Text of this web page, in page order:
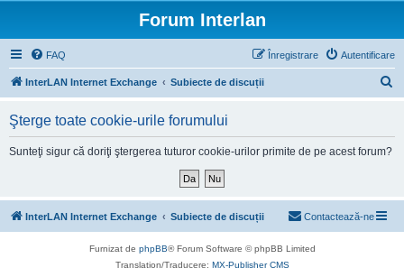
Forum Interlan
FAQ Autentificare
Înregistrare
InterLAN Internet Exchange Subiecte de discuții
Şterge toate cookie-urile forumului
Sunteţi sigur că doriţi ştergerea tuturor cookie-urilor primite de pe acest forum?
InterLAN Internet Exchange Subiecte de discuții Contactează-ne
Furnizat de phpBB® Forum Software © phpBB Limited
Translation/Traducere: MX-Publisher CMS